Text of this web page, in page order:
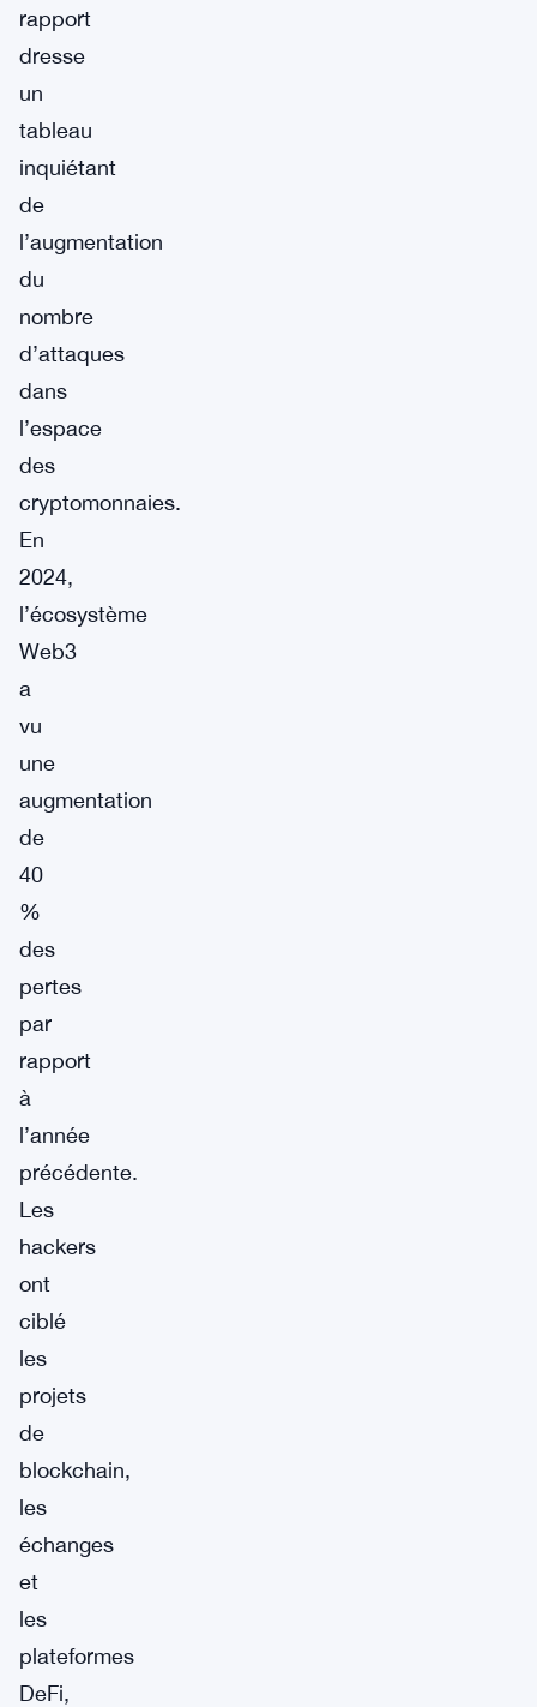
rapport
dresse
un
tableau
inquiétant
de
l’augmentation
du
nombre
d’attaques
dans
l’espace
des
cryptomonnaies.
En
2024,
l’écosystème
Web3
a
vu
une
augmentation
de
40
%
des
pertes
par
rapport
à
l’année
précédente.
Les
hackers
ont
ciblé
les
projets
de
blockchain,
les
échanges
et
les
plateformes
DeFi,